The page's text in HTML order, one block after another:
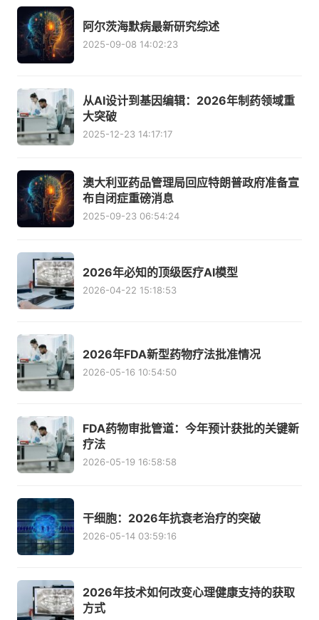
阿尔茨海默病最新研究综述
2025-09-08 14:02:23
从AI设计到基因编辑：2026年制药领域重
大突破
2025-12-23 14:17:17
澳大利亚药品管理局回应特朗普政府准备宣
布自闭症重磅消息
2025-09-23 06:54:24
2026年必知的顶级医疗AI模型
2026-04-22 15:18:53
2026年FDA新型药物疗法批准情况
2026-05-16 10:54:50
FDA药物审批管道：今年预计获批的关键新
疗法
2026-05-19 16:58:58
干细胞：2026年抗衰老治疗的突破
2026-05-14 03:59:16
2026年技术如何改变心理健康支持的获取
方式